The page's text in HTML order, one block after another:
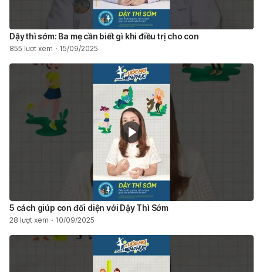
Dậy thì sớm: Ba mẹ cần biết gì khi điều trị cho con
855 lượt xem 15/09/2025
5 cách giúp con đối diện với Dậy Thì Sớm
28 lượt xem 10/09/2025